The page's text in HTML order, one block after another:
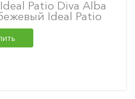
Patio Diva Alba
Ideal Patio